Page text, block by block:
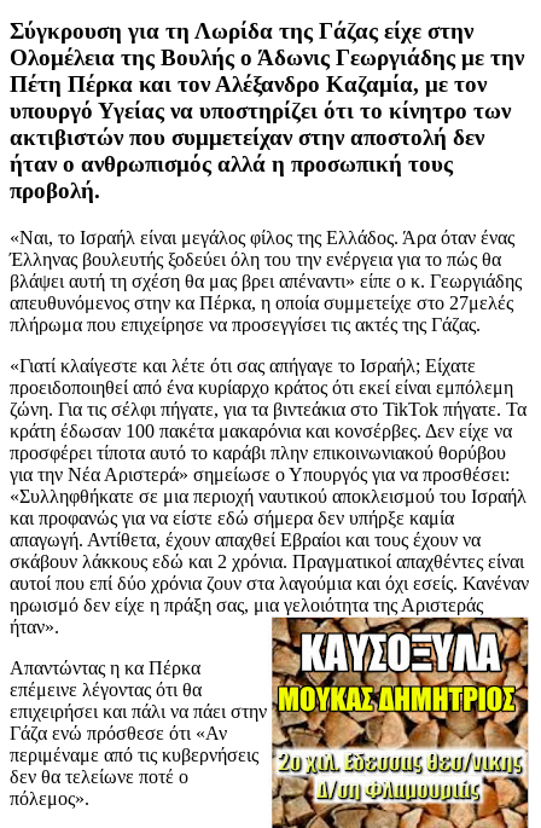
Σύγκρουση για τη Λωρίδα της Γάζας είχε στην
Ολομέλεια της Βουλής ο Άδωνις Γεωργιάδης με την
Πέτη Πέρκα και τον Αλέξανδρο Καζαμία, με τον
υπουργό Υγείας να υποστηρίζει ότι το κίνητρο των
ακτιβιστών που συμμετείχαν στην αποστολή δεν
ήταν ο ανθρωπισμός αλλά η προσωπική τους
προβολή.
«Ναι, το Ισραήλ είναι μεγάλος φίλος της Ελλάδος. Άρα όταν ένας
Έλληνας βουλευτής ξοδεύει όλη του την ενέργεια για το πώς θα
βλάψει αυτή τη σχέση θα μας βρει απέναντι» είπε ο κ. Γεωργιάδης
απευθυνόμενος στην κα Πέρκα, η οποία συμμετείχε στο 27μελές
πλήρωμα που επιχείρησε να προσεγγίσει τις ακτές της Γάζας.
«Γιατί κλαίγεστε και λέτε ότι σας απήγαγε το Ισραήλ; Είχατε
προειδοποιηθεί από ένα κυρίαρχο κράτος ότι εκεί είναι εμπόλεμη
ζώνη. Για τις σέλφι πήγατε, για τα βιντεάκια στο TikTok πήγατε. Τα
κράτη έδωσαν 100 πακέτα μακαρόνια και κονσέρβες. Δεν είχε να
προσφέρει τίποτα αυτό το καράβι πλην επικοινωνιακού θορύβου
για την Νέα Αριστερά» σημείωσε ο Υπουργός για να προσθέσει:
«Συλληφθήκατε σε μια περιοχή ναυτικού αποκλεισμού του Ισραήλ
και προφανώς για να είστε εδώ σήμερα δεν υπήρξε καμία
απαγωγή. Αντίθετα, έχουν απαχθεί Εβραίοι και τους έχουν να
σκάβουν λάκκους εδώ και 2 χρόνια. Πραγματικοί απαχθέντες είναι
αυτοί που επί δύο χρόνια ζουν στα λαγούμια και όχι εσείς. Κανέναν
ηρωισμό δεν είχε η πράξη σας, μια γελοιότητα της Αριστεράς
ήταν».
Απαντώντας η κα Πέρκα
επέμεινε λέγοντας ότι θα
επιχειρήσει και πάλι να πάει στην
Γάζα ενώ πρόσθεσε ότι «Αν
περιμέναμε από τις κυβερνήσεις
δεν θα τελείωνε ποτέ ο
πόλεμος».